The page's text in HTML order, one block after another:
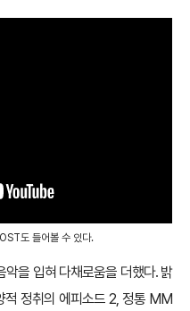
도 들어볼 수 있다.
을 입혀 다채로움을 더했다. 밝
적 정취의 에피소드 2, 정통 MM